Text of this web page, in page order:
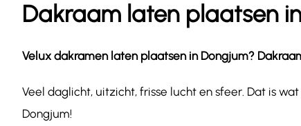
Dakraam laten plaatsen
Velux dakramen laten plaatsen in Dongjum?
Veel daglicht, uitzicht, frisse lucht en sfeer. Dat is
Dongjum!